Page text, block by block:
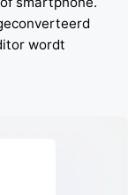
wordt